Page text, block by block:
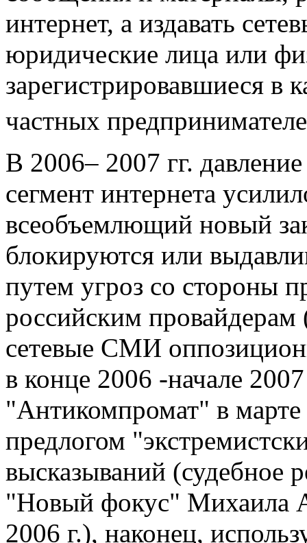
интернет, а издавать
юридические лица или
зарегистрировавшиеся в
частных
В 2006– 2007 гг.
сегмент интернета
всеобъемлющий новый
блокируются или
путем угроз со стороны
российским
сетевые СМИ
в конце 2006 -начале
"Антикомпромат" в
предлогом
высказываний (судебное
"Новый фокус" Михаила
2006 г.), наконец,